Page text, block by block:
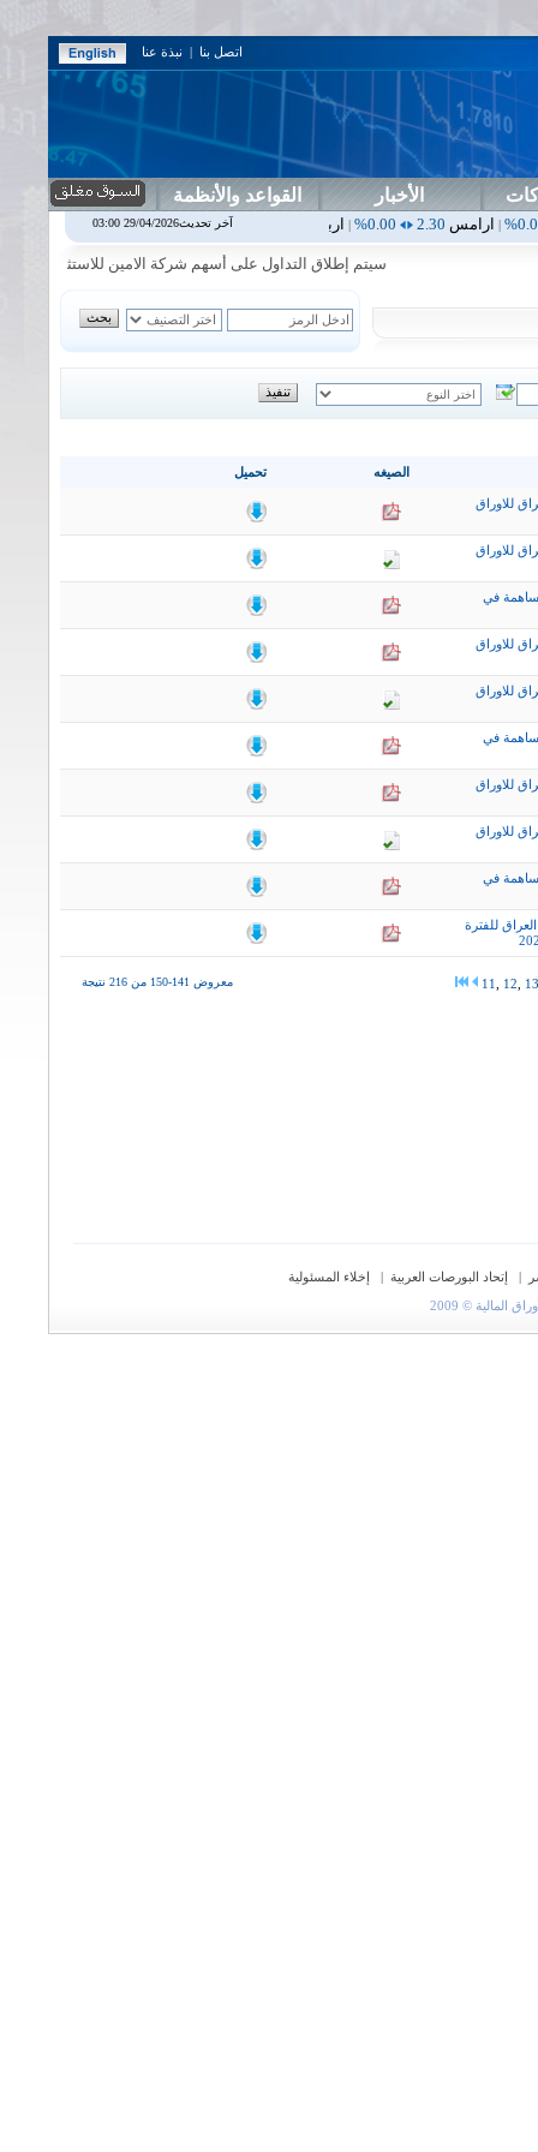
اتصل بنا | نبذة عنا
الأخبار القواعد والأنظمة
2.30
|اربيل 0.00%
0.00%
|اسفنج1.87
سيتم إطلاق التداول على أسهم شركة الامين للاستثمار المالي في
تحميل الصيغه
للاوراق
للاوراق
في
للاوراق
للاوراق
في
للاوراق
للاوراق
في
للفترة
معروض 141-150 من 216 نتيجة 11 12 13
| إتحاد البورصات العربية |
إخلاء المسئولية
© 2009